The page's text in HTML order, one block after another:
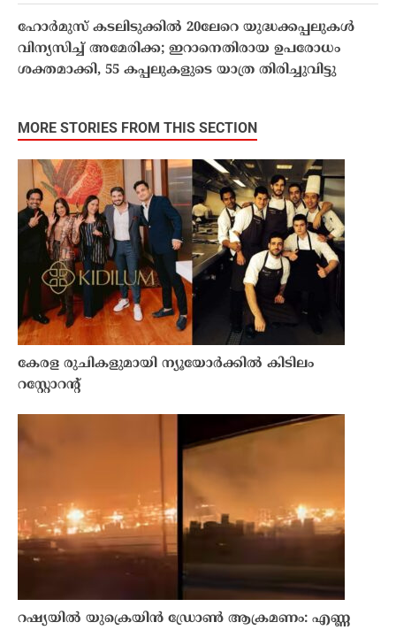
ഹോർമുസ് കടലിടുക്കിൽ 20ലേറെ യുദ്ധക്കപ്പലുകൾ
വിന്യസിച്ച് അമേരിക്ക; ഇറാനെതിരായ ഉപരോധം
ശക്തമാക്കി, 55 കപ്പലുകളുടെ യാത്ര തിരിച്ചുവിട്ടു
MORE STORIES FROM THIS SECTION
കേരള രുചികളുമായി ന്യൂയോർക്കിൽ കിടിലം
റസ്റ്റോറൻ്റ്
റഷ്യയിൽ യുക്രെയിൻ ഡ്രോൺ ആക്രമണം: എണ്ണ